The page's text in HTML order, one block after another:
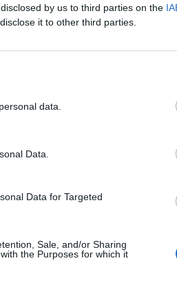
by us to third parties on the
it to other third parties.
data.
Data.
Data for Targeted
Sale, and/or Sharing
the Purposes for which it
és mekkora lökést adhatnak az
tartozik, melynek olvasása